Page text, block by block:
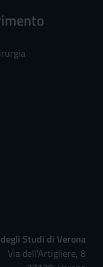
Studi di Verona
Via dell'Artigliere, 8